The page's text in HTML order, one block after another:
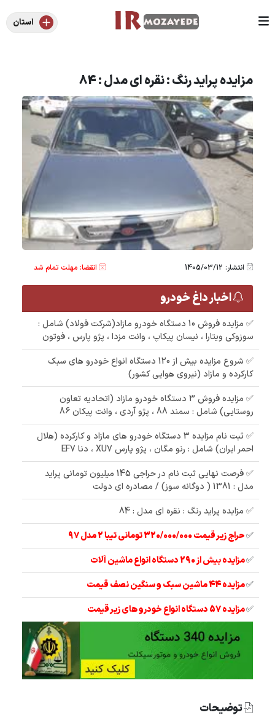
استان
مزایده پراید رنگ : نقره ای مدل : 84
انتشار: 1405/03/12 انقضا: مهلت تمام شد
اخبار داغ خودرو
✅ مزایده فروش 10 دستگاه خودرو مازاد(شرکت فولاد) شامل :
سوزوکی ویتارا ، نیسان پیکاپ ، وانت مزدا ، پژو پارس ، فوتون
✅ شروع مزایده بیش از 120 دستگاه انواع خودرو های سبک
کارکرده و مازاد (نیروی هوایی کشور)
✅ مزایده فروش 3 دستگاه خودرو مازاد (اتحادیه تعاون
روستایی) شامل : سمند 88 ، پژو آردی ، وانت پیکان 86
✅ ثبت نام مزایده 3 دستگاه خودرو های مازاد و کارکرده (هلال
احمر ایران) شامل : رنو مگان ، پژو پارس XU7 ، دنا EF7
✅ فرصت نهایی ثبت نام در حراجی 145 میلیون تومانی پراید
مدل : 1381 ( دوگانه سوز) / مصادره ای دولت
✅ مزایده پراید رنگ : نقره ای مدل : 84
✅حراج زیر قیمت 320/000/000 تومانی تیبا 2 مدل 97
✅مزایده بیش از 290 دستگاه انواع ماشین آلات
✅مزایده 44 ماشین سبک و سنگین نصف قیمت
✅مزایده 57 دستگاه انواع خودرو های زیر قیمت
توضیحات